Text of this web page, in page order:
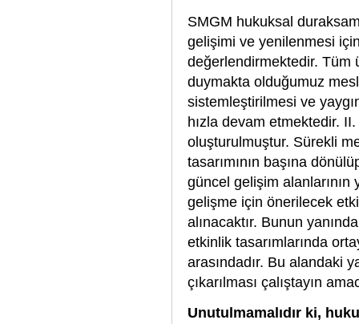
SMGM hukuksal
gelişimi ve yenilenmesi
değerlendirmektedir. Tüm
duymakta olduğumuz
sistemleştirilmesi ve
hızla devam etmektedir.
oluşturulmuştur. Sürekli
tasarımının başına
güncel gelişim
gelişme için önerilecek
alınacaktır. Bunun
etkinlik tasarımlarında
arasındadır. Bu alandaki
çıkarılması çalıştayın
Unutulmamalıdır ki,